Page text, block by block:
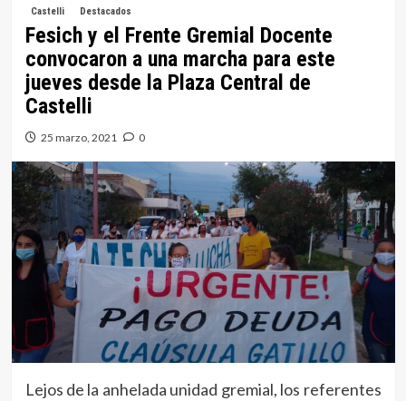
Castelli Destacados
Fesich y el Frente Gremial Docente
convocaron a una marcha para este
jueves desde la Plaza Central de
Castelli
25 marzo, 2021 0
Lejos de la anhelada unidad gremial, los referentes